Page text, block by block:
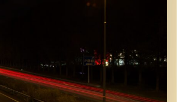
קרדיט תמונות: